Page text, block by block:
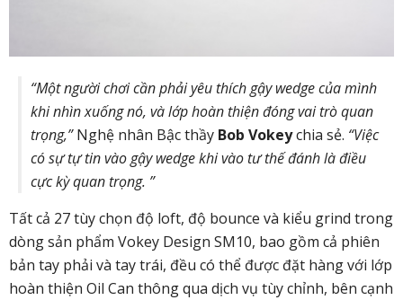
“Một người chơi cần phải yêu thích gậy wedge của mình
khi nhìn xuống nó, và lớp hoàn thiện đóng vai trò quan
trọng,”Nghệ nhân Bậc thầy Bob Vokeychia sẻ. “Việc
có sự tự tin vào gậy wedge khi vào tư thế đánh là điều
cực kỳ quan trọng. ”
Tất cả 27 tùy chọn độ loft, độ bounce và kiểu grind trong
dòng sản phẩm Vokey Design SM10, bao gồm cả phiên
bản tay phải và tay trái, đều có thể được đặt hàng với lớp
hoàn thiện Oil Can thông qua dịch vụ tùy chỉnh, bên cạnh